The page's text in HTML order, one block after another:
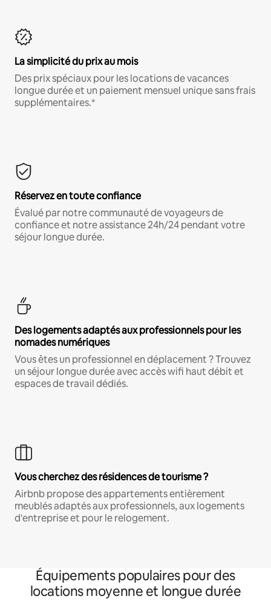
La simplicité du prix au mois
Des prix spéciaux pour les locations de vacances
longue durée et un paiement mensuel unique sans frais
supplémentaires.*
Réservez en toute confiance
Évalué par notre communauté de voyageurs de
confiance et notre assistance 24h/24 pendant votre
séjour longue durée.
Des logements adaptés aux professionnels pour les
nomades numériques
Vous êtes un professionnel en déplacement ? Trouvez
un séjour longue durée avec accès wifi haut débit et
espaces de travail dédiés.
Vous cherchez des résidences de tourisme ?
Airbnb propose des appartements entièrement
meublés adaptés aux professionnels, aux logements
d'entreprise et pour le relogement.
Équipements populaires pour des
locations moyenne et longue durée